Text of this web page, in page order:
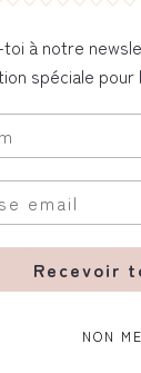
Grosseltern,
à notre
spéciale pour
Recevoir
NON